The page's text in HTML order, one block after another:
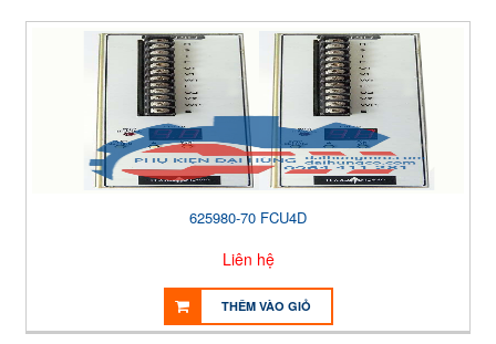
625980-70 FCU4D
Liên hệ
THÊM VÀO GIỎ